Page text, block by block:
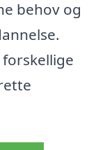
behov og